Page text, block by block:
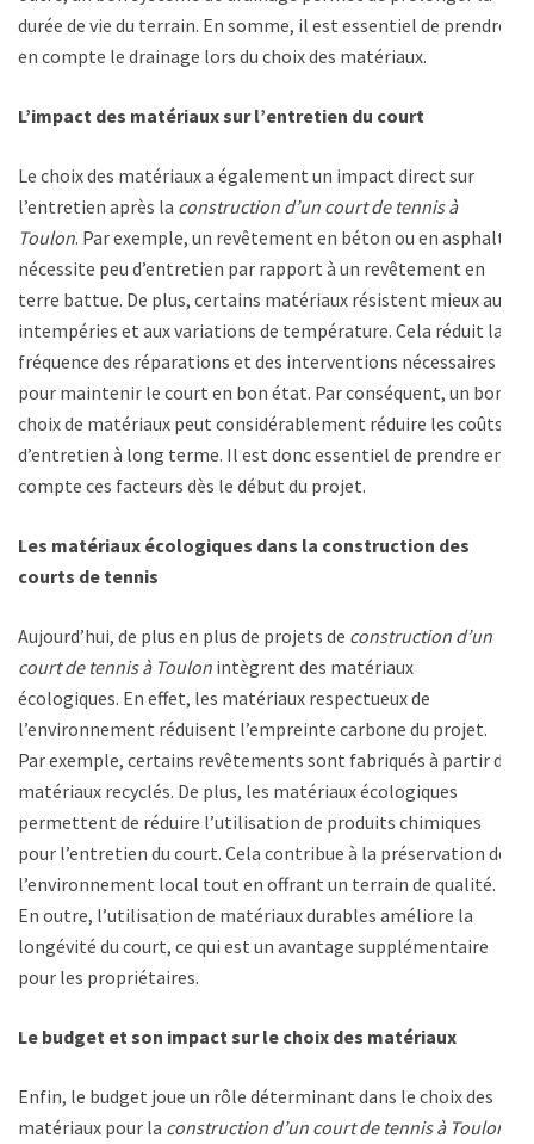
durée de vie du terrain. En somme, il est essentiel de prendre
en compte le drainage lors du choix des matériaux.
L’impact des matériaux sur l’entretien du court
Le choix des matériaux a également un impact direct sur
l’entretien après la construction d’un court de tennis à
Toulon. Par exemple, un revêtement en béton ou en asphalte
nécessite peu d’entretien par rapport à un revêtement en
terre battue. De plus, certains matériaux résistent mieux aux
intempéries et aux variations de température. Cela réduit la
fréquence des réparations et des interventions nécessaires
pour maintenir le court en bon état. Par conséquent, un bon
choix de matériaux peut considérablement réduire les coûts
d’entretien à long terme. Il est donc essentiel de prendre en
compte ces facteurs dès le début du projet.
Les matériaux écologiques dans la construction des
courts de tennis
Aujourd’hui, de plus en plus de projets de construction d’un
court de tennis à Toulon intègrent des matériaux
écologiques. En effet, les matériaux respectueux de
l’environnement réduisent l’empreinte carbone du projet.
Par exemple, certains revêtements sont fabriqués à partir de
matériaux recyclés. De plus, les matériaux écologiques
permettent de réduire l’utilisation de produits chimiques
pour l’entretien du court. Cela contribue à la préservation de
l’environnement local tout en offrant un terrain de qualité.
En outre, l’utilisation de matériaux durables améliore la
longévité du court, ce qui est un avantage supplémentaire
pour les propriétaires.
Le budget et son impact sur le choix des matériaux
Enfin, le budget joue un rôle déterminant dans le choix des
matériaux pour la construction d’un court de tennis à Toulon